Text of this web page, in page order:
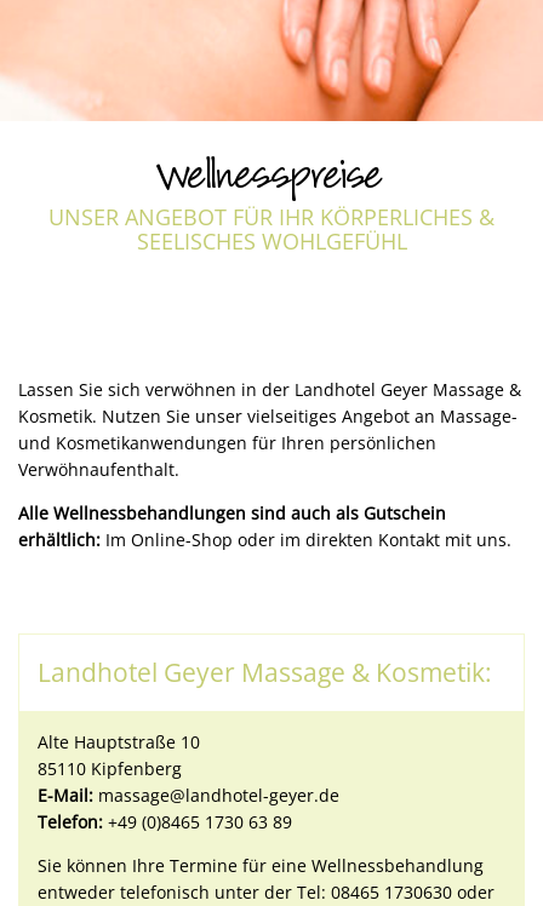
Wellnesspreise
UNSER ANGEBOT FÜR IHR KÖRPERLICHES &
SEELISCHES WOHLGEFÜHL
Lassen Sie sich verwöhnen in der Landhotel Geyer Massage &
Kosmetik. Nutzen Sie unser vielseitiges Angebot an Massage-
und Kosmetikanwendungen für Ihren persönlichen
Verwöhnaufenthalt.
Alle Wellnessbehandlungen sind auch als Gutschein
erhältlich: Im Online-Shop oder im direkten Kontakt mit uns.
Landhotel Geyer Massage & Kosmetik:
Alte Hauptstraße 10
85110 Kipfenberg
E-Mail: massage@landhotel-geyer.de
Telefon: +49 (0)8465 1730 63 89
Sie können Ihre Termine für eine Wellnessbehandlung
entweder telefonisch unter der Tel: 08465 1730630 oder